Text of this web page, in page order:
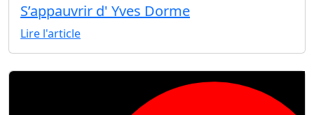
S’appauvrir d' Yves Dorme
Lire l'article